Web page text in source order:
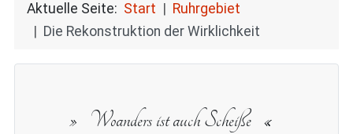
Aktuelle Seite: Start
Ruhrgebiet
Die Rekonstruktion der Wirklichkeit
Woanders ist auch Scheiße